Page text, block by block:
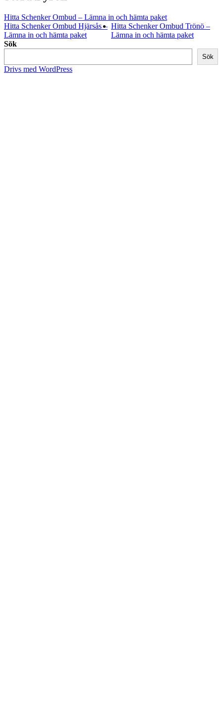
Hitta Schenker Ombud – Lämna in och hämta paket
Hitta Schenker Ombud Hjärsås –
Lämna in och hämta paket
Hitta Schenker Ombud Trönö –
Lämna in och hämta paket
Sök
Sök
Drivs med WordPress